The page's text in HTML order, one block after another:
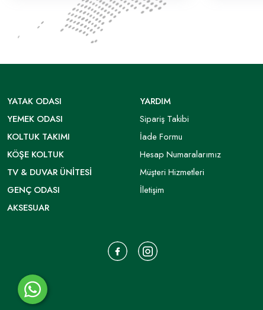
YATAK ODASI
YEMEK ODASI
KOLTUK TAKIMI
KÖŞE KOLTUK
TV & DUVAR ÜNITESI
GENÇ ODASI
AKSESUAR
YARDIM
Sipariş Takibi
İade Formu
Hesap Numaralarımız
Müşteri Hizmetleri
İletişim